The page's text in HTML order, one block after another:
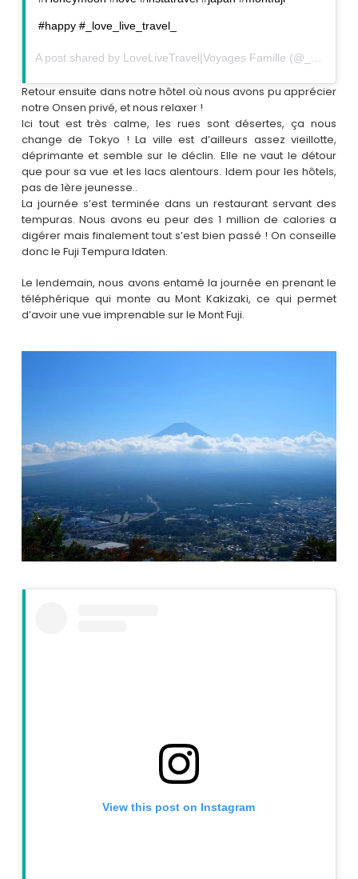
#happy #_love_live_travel_
A post shared by LoveLiveTravel|Voyages Famille (@_love_live_travel_) on
Retour ensuite dans notre hôtel où nous avons pu apprécier
notre Onsen privé, et nous relaxer !
Ici tout est très calme, les rues sont désertes, ça nous
change de Tokyo ! La ville est d’ailleurs assez vieillotte,
déprimante et semble sur le déclin. Elle ne vaut le détour
que pour sa vue et les lacs alentours. Idem pour les hôtels,
pas de 1ère jeunesse..
La journée s’est terminée dans un restaurant servant des
tempuras. Nous avons eu peur des 1 million de calories a
digérer mais finalement tout s’est bien passé ! On conseille
donc le Fuji Tempura Idaten.
Le lendemain, nous avons entamé la journée en prenant le
téléphérique qui monte au Mont Kakizaki, ce qui permet
d’avoir une vue imprenable sur le Mont Fuji.
View this post on Instagram